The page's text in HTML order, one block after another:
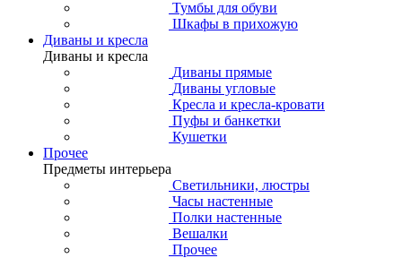
Тумбы для обуви
Шкафы в прихожую
Диваны и кресла
Диваны и кресла
Диваны прямые
Диваны угловые
Кресла и кресла-кровати
Пуфы и банкетки
Кушетки
Прочее
Предметы интерьера
Светильники, люстры
Часы настенные
Полки настенные
Вешалки
Прочее